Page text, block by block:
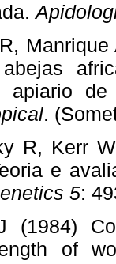
de
.
R, Kerr
e
5:
(1984)
of